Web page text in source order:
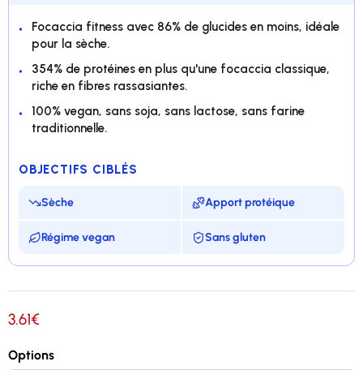
Focaccia fitness avec 86% de glucides en moins, idéale
pour la sèche.
354% de protéines en plus qu'une focaccia classique,
riche en fibres rassasiantes.
100% vegan, sans soja, sans lactose, sans farine
traditionnelle.
OBJECTIFS CIBLÉS
Sèche Apport protéique
Régime vegan Sans gluten
Foccacia riche en fibres et pauvre en glucides
86% de glucides en moins qu'une focaccia
classique
3.61€
Options